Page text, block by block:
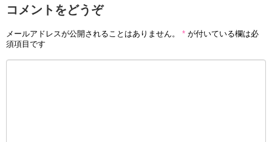
コメントをどうぞ
メールアドレスが公開されることはありません。 * が付いている欄は必
須項目です